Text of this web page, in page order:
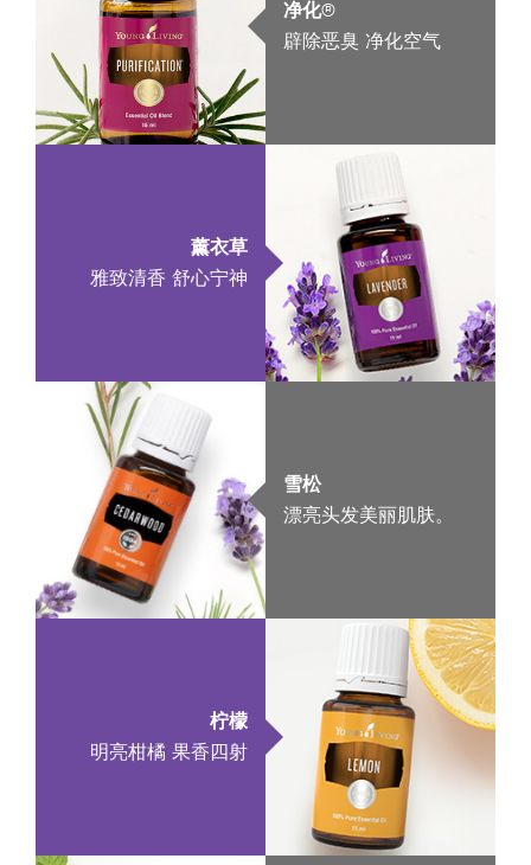
净化®
辟除恶臭 净化空气
薰衣草
雅致清香 舒心宁神
雪松
漂亮头发美丽肌肤。
柠檬
明亮柑橘 果香四射